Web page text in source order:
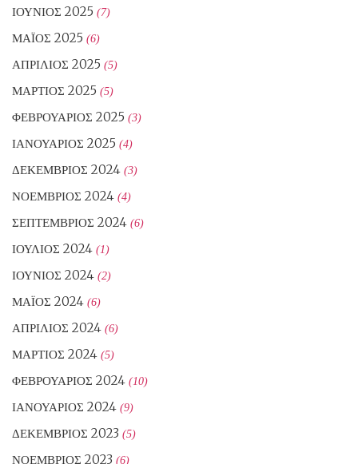
ΙΟΎΝΙΟΣ 2025 (7)
ΜΆΙΟΣ 2025 (6)
ΑΠΡΊΛΙΟΣ 2025 (5)
ΜΆΡΤΙΟΣ 2025 (5)
ΦΕΒΡΟΥΆΡΙΟΣ 2025 (3)
ΙΑΝΟΥΆΡΙΟΣ 2025 (4)
ΔΕΚΈΜΒΡΙΟΣ 2024 (3)
ΝΟΈΜΒΡΙΟΣ 2024 (4)
ΣΕΠΤΈΜΒΡΙΟΣ 2024 (6)
ΙΟΎΛΙΟΣ 2024 (1)
ΙΟΎΝΙΟΣ 2024 (2)
ΜΆΙΟΣ 2024 (6)
ΑΠΡΊΛΙΟΣ 2024 (6)
ΜΆΡΤΙΟΣ 2024 (5)
ΦΕΒΡΟΥΆΡΙΟΣ 2024 (10)
ΙΑΝΟΥΆΡΙΟΣ 2024 (9)
ΔΕΚΈΜΒΡΙΟΣ 2023 (5)
ΝΟΈΜΒΡΙΟΣ 2023 (6)